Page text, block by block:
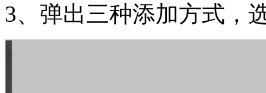
3、弹出三种添加方式，